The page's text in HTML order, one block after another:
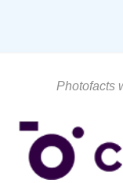
Photofacts